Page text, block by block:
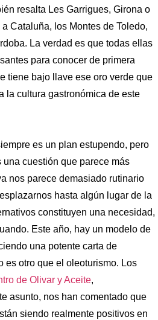
resalta Les Garrigues, Girona o
Cataluña, los Montes de Toledo,
La verdad es que todas ellas
para conocer de primera
tiene bajo llave ese oro verde que
la cultura gastronómica de este
es un plan estupendo, pero
una cuestión que parece más
nos parece demasiado rutinario
hasta algún lugar de la
constituyen una necesidad,
Este año, hay un modelo de
una potente carta de
es otro que el oleoturismo. Los
de Olivar y Aceite,
asunto, nos han comentado que
siendo realmente positivos en